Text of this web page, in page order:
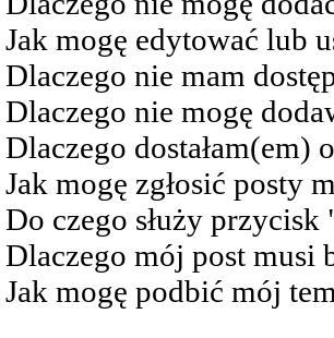
Jak mogę edytować lub
Dlaczego nie mam
Dlaczego nie mogę
Dlaczego dostałam(em)
Jak mogę zgłosić posty
Do czego służy
Dlaczego mój post musi
Jak mogę podbić mój